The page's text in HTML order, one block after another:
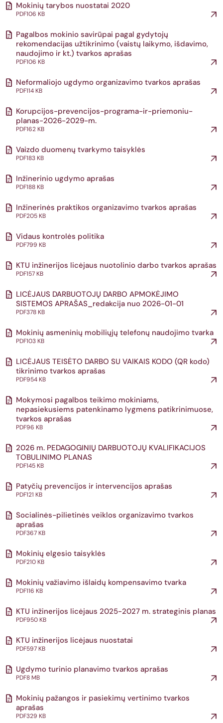
Mokinių tarybos nuostatai 2020
PDF106 KB
Pagalbos mokinio savirūpai pagal gydytojų
rekomendacijas užtikrinimo (vaistų laikymo, išdavimo,
naudojimo ir kt.) tvarkos aprašas
PDF106 KB
Neformaliojo ugdymo organizavimo tvarkos aprašas
PDF114 KB
Korupcijos-prevencijos-programa-ir-priemoniu-
planas-2026-2029-m.
PDF162 KB
Vaizdo duomenų tvarkymo taisyklės
PDF183 KB
Inžinerinio ugdymo aprašas
PDF188 KB
Inžinerinės praktikos organizavimo tvarkos aprašas
PDF205 KB
Vidaus kontrolės politika
PDF799 KB
KTU inžinerijos licėjaus nuotolinio darbo tvarkos aprašas
PDF157 KB
LICĖJAUS DARBUOTOJŲ DARBO APMOKĖJIMO
SISTEMOS APRAŠAS_redakcija nuo 2026-01-01
PDF378 KB
Mokinių asmeninių mobiliųjų telefonų naudojimo tvarka
PDF103 KB
LICĖJAUS TEISĖTO DARBO SU VAIKAIS KODO (QR kodo)
tikrinimo tvarkos aprašas
PDF954 KB
Mokymosi pagalbos teikimo mokiniams,
nepasiekusiems patenkinamo lygmens patikrinimuose,
tvarkos aprašas
PDF96 KB
2026 m. PEDAGOGINIŲ DARBUOTOJŲ KVALIFIKACIJOS
TOBULINIMO PLANAS
PDF145 KB
Patyčių prevencijos ir intervencijos aprašas
PDF121 KB
Socialinės-pilietinės veiklos organizavimo tvarkos
aprašas
PDF367 KB
Mokinių elgesio taisyklės
PDF210 KB
Mokinių važiavimo išlaidų kompensavimo tvarka
PDF116 KB
KTU inžinerijos licėjaus 2025-2027 m. strateginis planas
PDF950 KB
KTU inžinerijos licėjaus nuostatai
PDF597 KB
Ugdymo turinio planavimo tvarkos aprašas
PDF8 MB
Mokinių pažangos ir pasiekimų vertinimo tvarkos
aprašas
PDF329 KB